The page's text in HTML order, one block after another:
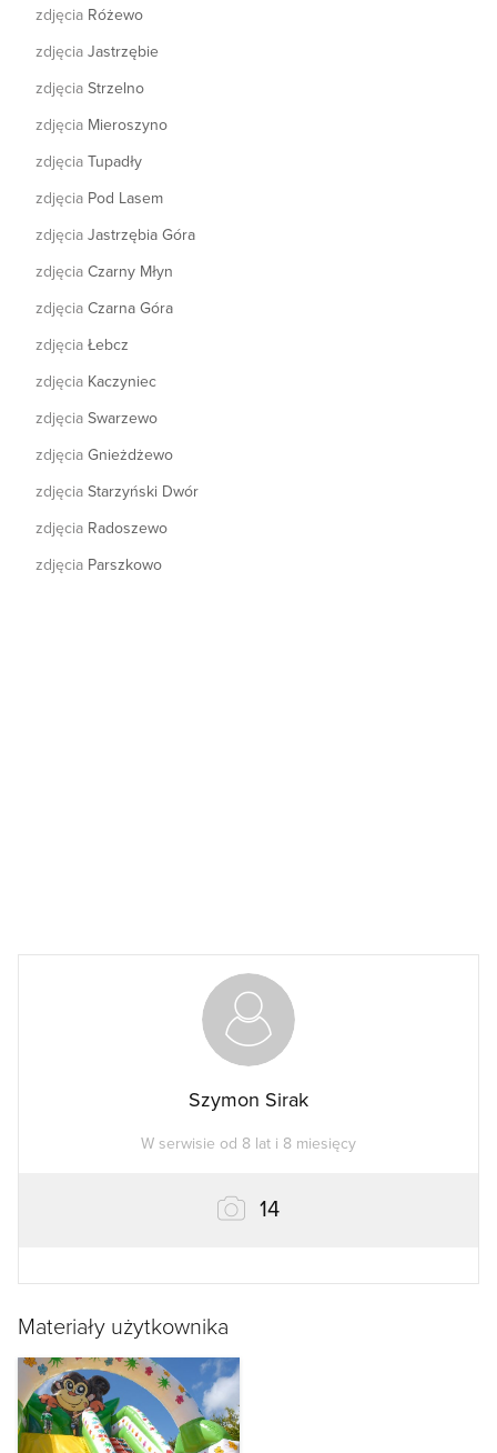
zdjęcia Różewo
zdjęcia Jastrzębie
zdjęcia Strzelno
zdjęcia Mieroszyno
zdjęcia Tupadły
zdjęcia Pod Lasem
zdjęcia Jastrzębia Góra
zdjęcia Czarny Młyn
zdjęcia Czarna Góra
zdjęcia Łebcz
zdjęcia Kaczyniec
zdjęcia Swarzewo
zdjęcia Gnieżdżewo
zdjęcia Starzyński Dwór
zdjęcia Radoszewo
zdjęcia Parszkowo
Szymon Sirak
W serwisie od 8 lat i 8 miesięcy
14zdjęć
Materiały użytkownika